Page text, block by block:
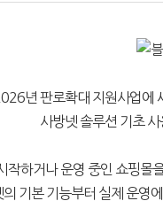
년 판로확대 지원사업에
사방넷 솔루션 기초
작하거나 운영 중인 쇼핑몰
의 기본 기능부터 실제 운영